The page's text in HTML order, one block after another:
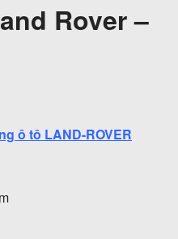
Rover –
ô tô LAND-ROVER